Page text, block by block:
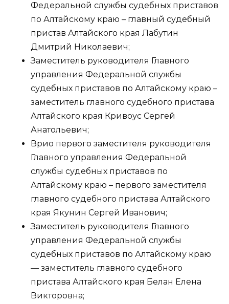
Федеральной службы судебных приставов
по Алтайскому краю – главный судебный
пристав Алтайского края Лабутин
Дмитрий Николаевич;
Заместитель руководителя Главного
управления Федеральной службы
судебных приставов по Алтайскому краю –
заместитель главного судебного пристава
Алтайского края Кривоус Сергей
Анатольевич;
Врио первого заместителя руководителя
Главного управления Федеральной
службы судебных приставов по
Алтайскому краю – первого заместителя
главного судебного пристава Алтайского
края Якунин Сергей Иванович;
Заместитель руководителя Главного
управления Федеральной службы
судебных приставов по Алтайскому краю
— заместитель главного судебного
пристава Алтайского края Белан Елена
Викторовна;